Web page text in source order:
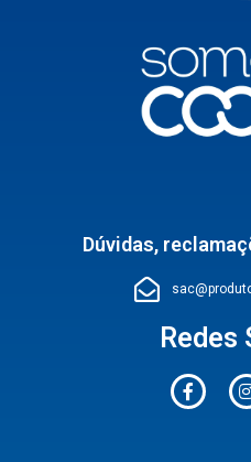
Dúvidas,
Redes